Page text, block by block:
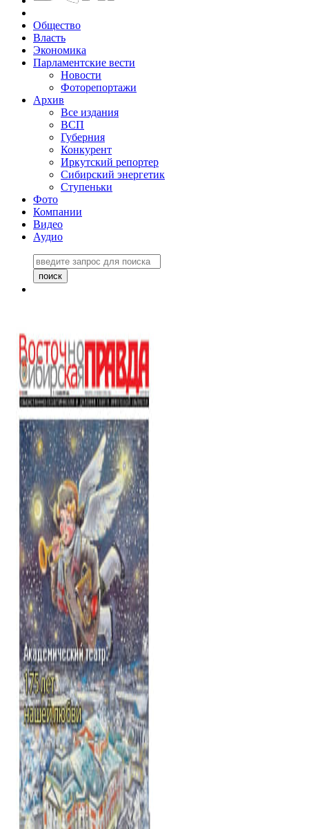
Общество
Власть
Экономика
Парламентские вести
Новости
Фоторепортажи
Архив
Все издания
ВСП
Губерния
Конкурент
Иркутский репортер
Сибирский энергетик
Ступеньки
Фото
Компании
Видео
Аудио